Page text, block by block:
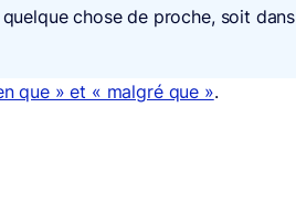
chose de proche, soit dans
que » et « malgré que ».